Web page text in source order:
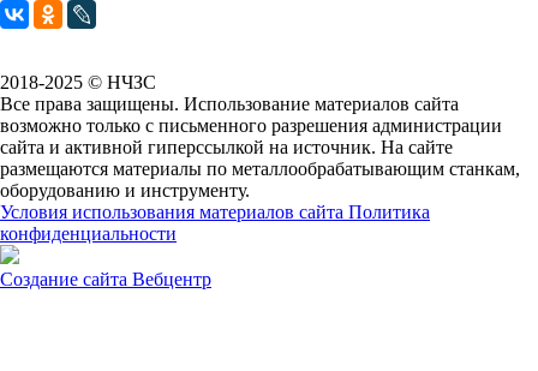
2018-2025 © НЧЗС
Все права защищены. Использование материалов сайта
возможно только с письменного разрешения администрации
сайта и активной гиперссылкой на источник. На сайте
размещаются материалы по металлообрабатывающим станкам,
оборудованию и инструменту.
Условия использования материалов сайта Политика
конфиденциальности
Создание сайта Вебцентр